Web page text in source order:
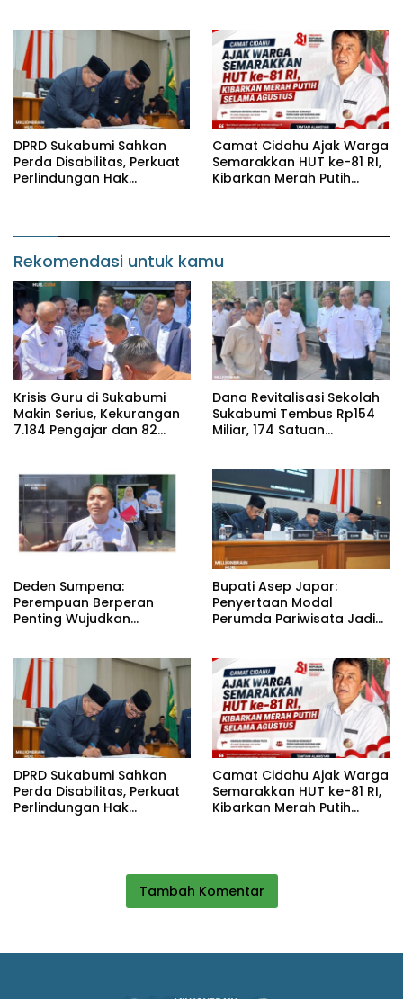
DPRD Sukabumi Sahkan
Perda Disabilitas, Perkuat
Perlindungan Hak
Camat Cidahu Ajak Warga
Semarakkan HUT ke-81 RI,
Kibarkan Merah Putih
Rekomendasi untuk kamu
Krisis Guru di Sukabumi
Makin Serius, Kekurangan
7.184 Pengajar dan 82
Dana Revitalisasi Sekolah
Sukabumi Tembus Rp154
Miliar, 174 Satuan
Deden Sumpena:
Perempuan Berperan
Penting Wujudkan
Bupati Asep Japar:
Penyertaan Modal
Perumda Pariwisata Jadi
DPRD Sukabumi Sahkan
Perda Disabilitas, Perkuat
Perlindungan Hak
Camat Cidahu Ajak Warga
Semarakkan HUT ke-81 RI,
Kibarkan Merah Putih
Tambah Komentar